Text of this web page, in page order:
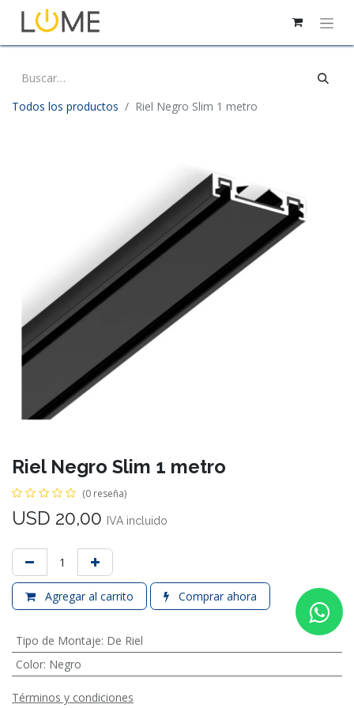
Todos los productos Riel Negro Slim 1 metro
Riel Negro Slim 1 metro
(0 reseña)
USD 20,00 IVA incluido
Agregar al carrito Comprar ahora
Tipo de Montaje: De Riel
Color: Negro
Términos y condiciones